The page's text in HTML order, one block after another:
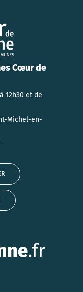
Cœur de
12h30 et de
Michel-en-